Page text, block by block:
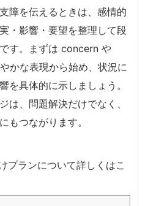
障を伝えるときは、感情的
・影響・要望を整理して段
す。まずは concern や
かな表現から始め、状況に
を具体的に示しましょう。
は、問題解決だけでなく、
もつながります。
ランについて詳しくはこ